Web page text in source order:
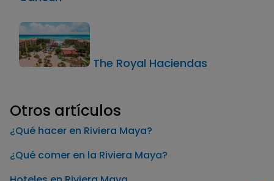
The Royal Haciendas
Otros artículos
¿Qué hacer en Riviera Maya?
¿Qué comer en la Riviera Maya?